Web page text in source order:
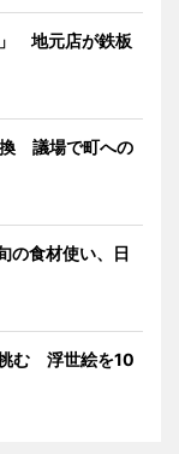
地元店が鉄板
換 議場で町への
食材使い、日
む 浮世絵を10